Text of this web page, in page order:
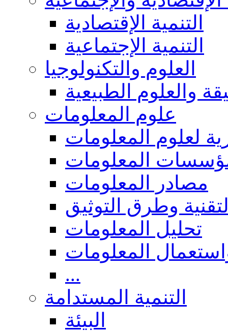
التنمية الإقتصادية
التنمية الإجتماعية
العلوم والتكنولوجيا
والعلوم الطبيعية
علوم المعلومات
لعلوم المعلومات
المعلومات
مصادر المعلومات
وطرق التوثيق
تحليل المعلومات
المعلومات
...
التنمية المستدامة
البيئة